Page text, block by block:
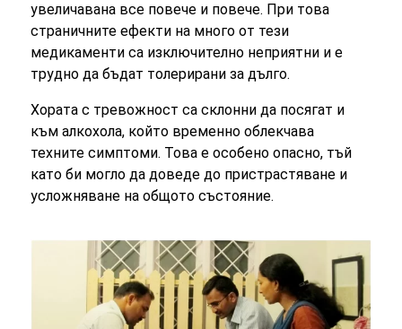
увеличавана все повече и повече. При това
страничните ефекти на много от тези
медикаменти са изключително неприятни и е
трудно да бъдат толерирани за дълго.
Хората с тревожност са склонни да посягат и
към алкохола, който временно облекчава
техните симптоми. Това е особено опасно, тъй
като би могло да доведе до пристрастяване и
усложняване на общото състояние.